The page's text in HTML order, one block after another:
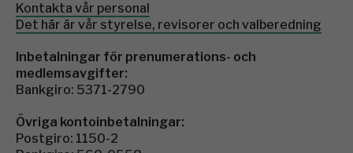
Kontakta vår personal
Det här är vår styrelse, revisorer och valberedning
Inbetalningar för prenumerations- och
medlemsavgifter:
Bankgiro: 5371-2790
Övriga kontoinbetalningar:
Postgiro: 1150-2